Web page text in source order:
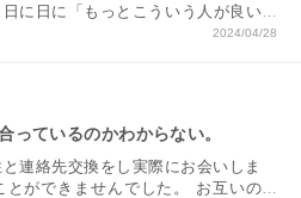
に日に「もっとこういう人が良い
うちに結婚相手として、どんな人
2024/04/28
っているのかわからない。
連絡先交換をし実際にお会いしま
とができませんでした。 お互いの